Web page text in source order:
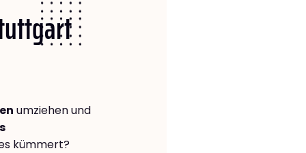
umziehen und
kümmert?